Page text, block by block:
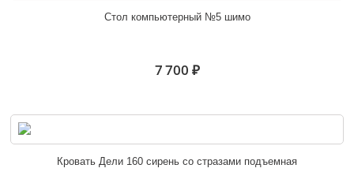
Стол компьютерный №5 шимо
7 700 ₽
Кровать Дели 160 сирень со стразами подъемная